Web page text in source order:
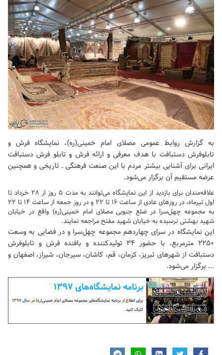
به گزارش روابط عمومی مصلای امام خمینی(ره)، نمایشگاه فرش و
تابلوفرش دستبافت با هدف معرفی و ارائه فرش و تابلو فرش دستبافت
ایرانی برای آشنایی بیشتر مردم با این صنعت فرهنگی ـ تاریخی و همچنین
عرضه مستقیم آن برگزار می‌شود.
علاقه‌مندان برای بازدید از این نمایشگاه می‌توانند به مدت ۵ روز از ۲۸ خرداد تا
اول تیرماه، در روزهای عادی از ساعت ۱۶ تا ۲۲ و در روز جمعه از ساعت ۱۴ تا ۲۲
به مجموعه چهل‌سرا در ضلع جنوبیمصلای امام خمینی(ره) واقع در خیابان
شهید بهشتی نرسیده به خیابان شهید مفتح مراجعه نمایند.
این نمایشگاه در سرای چهاردهم مجموعه چهل‌سرا و در فضایی به وسعت
۲۲۵۰ مترمربع، با حضور ۳۴ تولیدکننده و بافنده فرش و تابلوفرش
دستبافت از شهرهای تبریز، کرمان، قم، کاشان، سیرجان، شیراز، اصفهان و
... برگزار می‌شود.